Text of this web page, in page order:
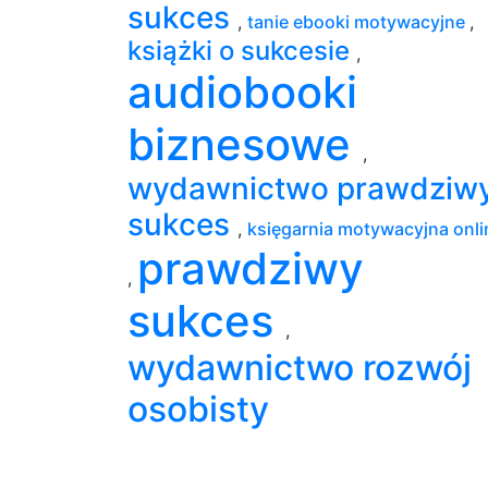
sukces , tanie ebooki motywacyjne ,
książki o sukcesie ,
audiobooki
biznesowe
,
wydawnictwo
sukces , księgarnia motywacyjna
, prawdziwy
sukces
,
wydawnictwo rozwój
osobisty